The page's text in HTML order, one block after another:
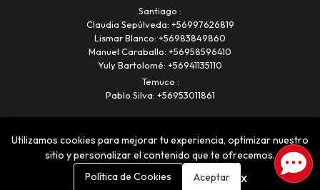
Santiago
Claudia Sepúlveda: +56997626819
Lismar Blanco: +56983849860
Manuel Caraballo: +56958596410
Yuly Bartolomé: +56941135110
Temuco
Pablo Silva: +56953011861
Utilizamos cookies para mejorar tu experiencia, optimizar nuestro
sitio y personalizar el contenido que te ofrecemos.
Política de Cookies
Aceptar x